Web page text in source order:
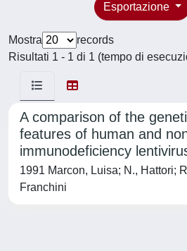
Esportazione
Mostra
records
Risultati 1 - 1 di 1 (tempo di
A comparison of the
features of human and
immunodeficiency
1991 Marcon, Luisa; N., Hattori;
Franchini